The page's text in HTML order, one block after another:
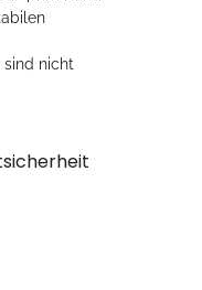
sind nicht